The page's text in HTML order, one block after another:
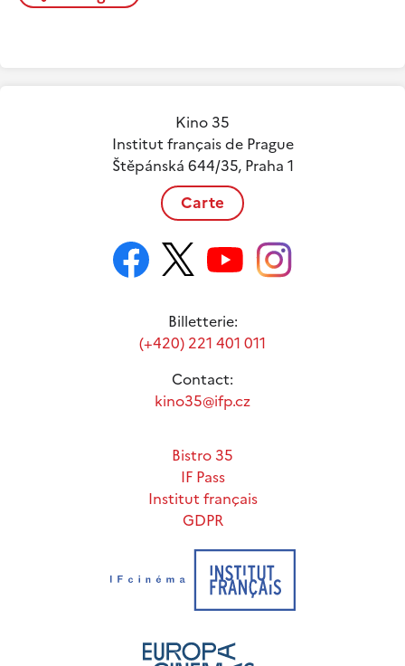
Kino 35
Institut français de Prague
Štěpánská 644/35, Praha 1
Carte
Billetterie:
(+420) 221 401 011
Contact:
kino35@ifp.cz
Bistro 35
IF Pass
Institut français
GDPR